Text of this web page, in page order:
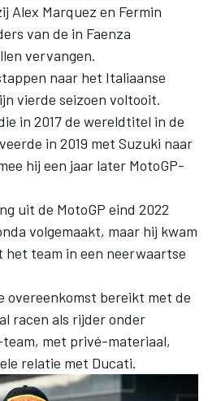
Alex Marquez en Fermin
van de in Faenza
vervangen.
naar het Italiaanse
vierde seizoen voltooit.
in 2017 de wereldtitel in de
in 2019 met Suzuki naar
hij een jaar later MotoGP-
uit de MotoGP eind 2022
volgemaakt, maar hij kwam
team in een neerwaartse
overeenkomst bereikt met de
racen als rijder onder
met privé-materiaal,
relatie met Ducati.